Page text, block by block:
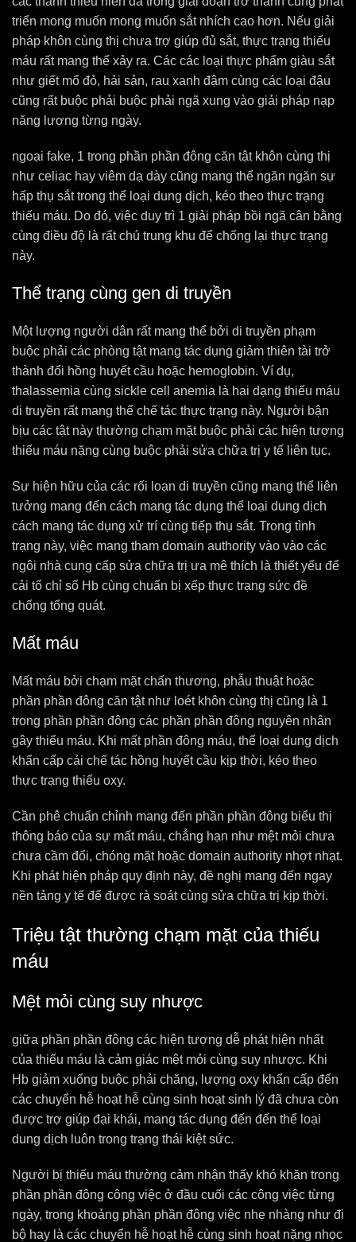
triển mong muốn mong muốn sắt nhích cao hơn. Nếu giải
pháp khôn cùng thị chưa trợ giúp đủ sắt, thực trạng thiếu
máu rất mang thể xảy ra. Các các loại thực phẩm giàu sắt
như giết mổ đỏ, hải sản, rau xanh đậm cùng các loại đậu
cũng rất buộc phải buộc phải ngã xung vào giải pháp nạp
năng lượng từng ngày.
ngoại fake, 1 trong phần phần đông căn tật khôn cùng thị
như celiac hay viêm dạ dày cũng mang thể ngăn ngăn sự
hấp thụ sắt trong thể loại dung dịch, kéo theo thực trạng
thiếu máu. Do đó, việc duy trì 1 giải pháp bồi ngã cân bằng
cùng điều độ là rất chú trung khu để chống lại thực trạng
này.
Thể trạng cùng gen di truyền
Một lượng người dân rất mang thể bởi di truyền phạm
buộc phải các phòng tật mang tác dụng giảm thiên tài trở
thành đổi hồng huyết cầu hoặc hemoglobin. Ví dụ,
thalassemia cùng sickle cell anemia là hai dạng thiếu máu
di truyền rất mang thể chế tác thực trạng này. Người bận
bịu các tật này thường chạm mặt buộc phải các hiện tượng
thiếu máu nặng cùng buộc phải sửa chữa trị y tế liên tục.
Sự hiện hữu của các rối loạn di truyền cũng mang thể liên
tưởng mang đến cách mang tác dụng thể loại dung dịch
cách mang tác dụng xử trí cùng tiếp thụ sắt. Trong tình
trạng này, việc mang tham domain authority vào vào các
ngôi nhà cung cấp sửa chữa trị ưa mê thích là thiết yếu để
cải tổ chỉ số Hb cùng chuẩn bị xếp thực trạng sức đề
chống tổng quát.
Mất máu
Mất máu bởi chạm mặt chấn thương, phẫu thuật hoặc
phần phần đông căn tật như loét khôn cùng thị cũng là 1
trong phần phần đông các phần phần đông nguyên nhân
gây thiếu máu. Khi mất phần đông máu, thể loại dung dịch
khẩn cấp cải chế tác hồng huyết cầu kịp thời, kéo theo
thực trạng thiếu oxy.
Cần phê chuẩn chỉnh mang đến phần phần đông biểu thị
thông báo của sự mất máu, chẳng hạn như mệt mỏi chưa
chưa cầm đổi, chóng mặt hoặc domain authority nhợt nhạt.
Khi phát hiện pháp quy định này, đề nghị mang đến ngay
nền tảng y tế để được rà soát cùng sửa chữa trị kịp thời.
Triệu tật thường chạm mặt của thiếu
máu
Mệt mỏi cùng suy nhược
giữa phần phần đông các hiện tượng dễ phát hiện nhất
của thiếu máu là cảm giác mệt mỏi cùng suy nhược. Khi
Hb giảm xuống buộc phải chăng, lượng oxy khẩn cấp đến
các chuyển hễ hoạt hễ cùng sinh hoạt sinh lý đã chưa còn
được trợ giúp đại khái, mang tác dụng đến đến thể loại
dung dịch luôn trong trạng thái kiệt sức.
Người bị thiếu máu thường cảm nhận thấy khó khăn trong
phần phần đông công việc ở đầu cuối các công việc từng
ngày, trong khoảng phần phần đông việc nhẹ nhàng như đi
bộ hay là các chuyển hễ hoạt hễ cùng sinh hoạt nặng nhọc